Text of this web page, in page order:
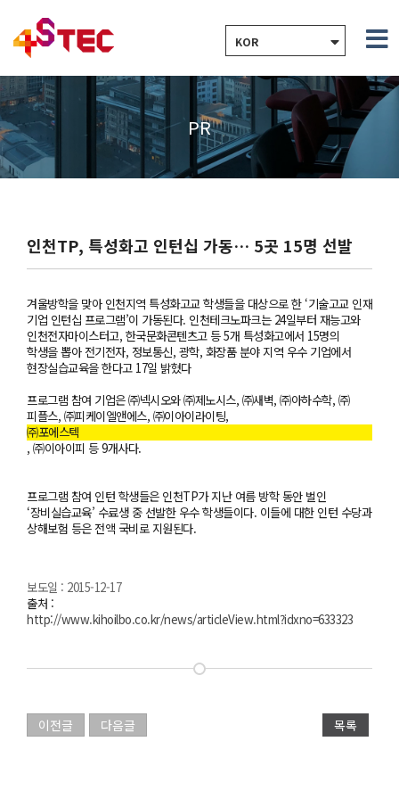
KOR
PR
인천TP, 특성화고 인턴십 가동… 5곳 15명 선발
겨울방학을 맞아 인천지역 특성화고교 학생들을 대상으로 한 ‘기술고교 인재
기업 인턴십 프로그램’이 가동된다. 인천테크노파크는 24일부터 재능고와
인천전자마이스터고, 한국문화콘텐츠고 등 5개 특성화고에서 15명의
학생을 뽑아 전기전자, 정보통신, 광학, 화장품 분야 지역 우수 기업에서
현장실습교육을 한다고 17일 밝혔다
프로그램 참여 기업은 ㈜넥시오와 ㈜제노시스, ㈜새벽, ㈜아하수학, ㈜
피플스, ㈜피케이엘앤에스, ㈜이아이라이팅,
㈜포에스텍
, ㈜이아이피 등 9개사다.
프로그램 참여 인턴 학생들은 인천TP가 지난 여름 방학 동안 벌인
‘장비실습교육’ 수료생 중 선발한 우수 학생들이다. 이들에 대한 인턴 수당과
상해보험 등은 전액 국비로 지원된다.
보도일 : 2015-12-17
출처 :
http://www.kihoilbo.co.kr/news/articleView.html?idxno=633323
이전글 다음글 목록